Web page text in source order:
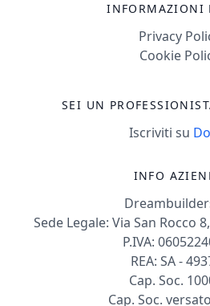
INFORMAZIONI
Privacy
Cookie
SEI UN
Iscriviti su
INFO
Sede Legale: Via San Rocco
P.IVA:
REA: SA -
Cap. Soc.
Cap. Soc.